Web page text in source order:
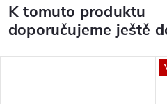
K tomuto produktu
doporučujeme ještě